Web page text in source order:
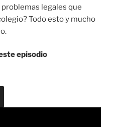
legales que
Todo esto y mucho
episodio